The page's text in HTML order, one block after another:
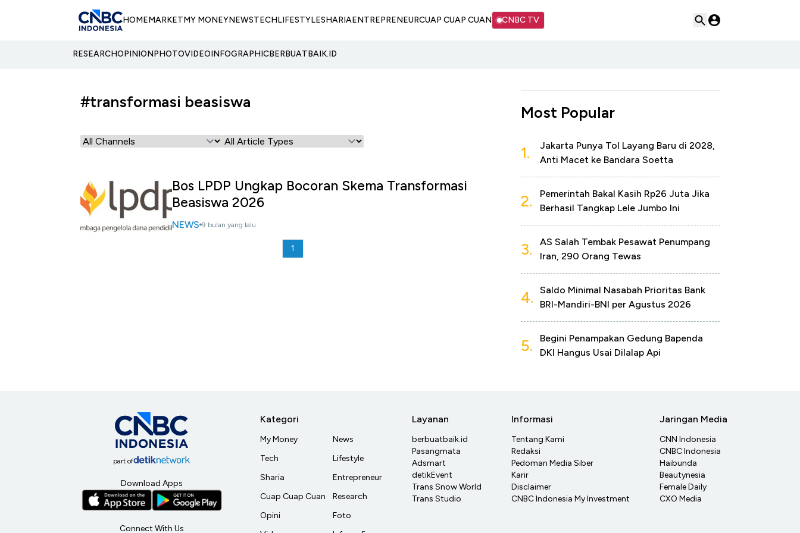
HOMEMARKETMY MONEYNEWSTECHLIFESTYLESHARIAENTREPRENEURCUAP CUAP CUAN CNBC TV
RESEARCHOPINIONPHOTOVIDEOINFOGRAPHICBERBUATBAIK.ID
#transformasi beasiswa
Bos LPDP Ungkap Bocoran Skema Transformasi
Beasiswa 2026
NEWS 9 bulan yang lalu
1
Most Popular
1.
Jakarta Punya Tol Layang Baru di 2028,
Anti Macet ke Bandara Soetta
2.
Pemerintah Bakal Kasih Rp26 Juta Jika
Berhasil Tangkap Lele Jumbo Ini
3.
AS Salah Tembak Pesawat Penumpang
Iran, 290 Orang Tewas
4.
Saldo Minimal Nasabah Prioritas Bank
BRI-Mandiri-BNI per Agustus 2026
5.
Begini Penampakan Gedung Bapenda
DKI Hangus Usai Dilalap Api
part of
Download Apps
Connect With Us
Kategori
My Money
Tech
Sharia
Cuap Cuap Cuan
Opini
News
Lifestyle
Entrepreneur
Research
Foto
Layanan
berbuatbaik.id
Pasangmata
Adsmart
detikEvent
Trans Snow World
Trans Studio
Informasi
Tentang Kami
Redaksi
Pedoman Media Siber
Karir
Disclaimer
CNBC Indonesia My Investment
Jaringan Media
CNN Indonesia
CNBC Indonesia
Haibunda
Beautynesia
Female Daily
CXO Media